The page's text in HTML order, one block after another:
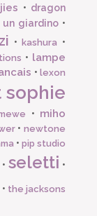
• dragon
un giardino•
•kashura •
• lampe
•lexon
sophie
• miho
•newtone
• pip studio
•seletti •
• the jacksons